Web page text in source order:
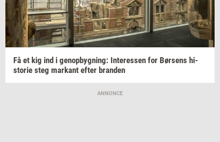
Få et kig ind i genop­byg­ning: In­ter­es­sen for Bør­sens hi­
sto­rie steg mar­kant efter bran­den
ANNONCE